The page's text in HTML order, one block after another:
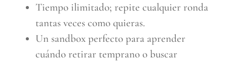
Tiempo ilimitado; repite cualquier ronda
tantas veces como quieras.
Un sandbox perfecto para aprender
cuándo retirar temprano o buscar